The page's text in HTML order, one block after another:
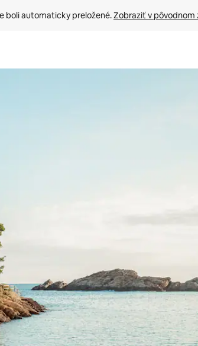
boli automaticky preložené. Zobraziť v pôvodnom
so šípkami nahor a nadol alebo ich